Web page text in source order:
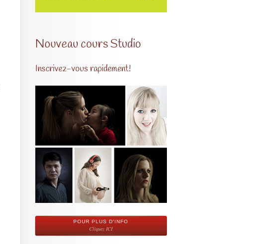
Nouveau cours Studio
Inscrivez-vous rapidement!
POUR PLUS D'INFO
Cliquez ICI